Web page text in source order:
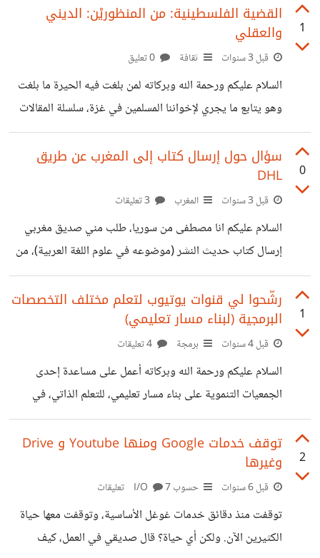
تحديين تعتقد أنهما يعيقانك حاليًا، وكيف تتعامل معهما؟
1
القضية الفلسطينية: من المنظوريْن: الديني
والعقلي
قبل 3 سنوات ثقافة
السلام عليكم ورحمة الله وبركاته لمن بلغت فيه الحيرة ما بلغت
وهو يتابع ما يجري لإخواننا المسلمين في غزة، سلسلة المقالات
التالية، تتناول تفاصيل القضية الفلسطينية، للشيخ العارف بالله،
سيدي عبد الغني العمري الحسني، وما أحوج المسلمين إلى
الرجوع إلى الأولياء الربانيين في زمن الفتن هذا، التي بلغت
ذروتها في هذه السنين. نسأل الله أن يحقن دماء المسلمين في
غزة وفي كل بقاع الأرض، وأن يجنّبنا الفتن ما ظهر منها وما بطن
القضية الفلسطينية: من المنظوريْن: الديني والعقلي (1)
0
سؤال حول إرسال كتاب إلى المغرب عن طريق
DHL
قبل 3 سنوات المغرب
السلام عليكم انا مصطفى من سوريا، طلب مني صديق مغربي
إرسال كتاب حديث النشر (موضوعه في علوم اللغة العربية)، من
دار نشر في دمشق فتواصلت مع DHL ولكنني تفاجأت بأنهم
طلبوا: موافقة وزارة الاتصالات ووزارة الثقافة بالمغرب على
الكتاب ! فهل هذا حقيقي ؟! أم أنهم فقط يعقدون العملية لسبب
ما ؟ هل جرب أحد منكم إرسال شيء من سوريا إلى المغرب عبر
DHL ؟ وشكرا لكم
1
رشّحوا لي قنوات يوتيوب لتعلم مختلف التخصصات
البرمجية (لبناء مسار تعليمي)
قبل 4 سنوات برمجة
السلام عليكم ورحمة الله وبركاته أعمل على مساعدة إحدى
الجمعيات التنموية على بناء مسار تعليمي، للتعلم الذاتي، في
مجال البرمجة. حيث نتعامل مع متدربين ليس لهم أي خلفية
مسبقة عن البرمجة، وعملنا خلال الأشهر الثلاث الماضية على بناء
أرضية بسيطة في المفاهيم البرمجية وأساسيات الحاسوب
ومبادئ حل المشكلات (كله بشكل عملي تطبيقي). والآن بدأنا
مرحلة التعلم الذاتي تحت إشراف مبرمجين، ولكنني أسعى
لتحديد أفضل المصادر "العربية" (بسبب ضعفهم الشديد باللغة
2
توقف خدمات Google ومنها Youtube و Drive
وغيرها
قبل 6 سنوات حسوب I/O7 تعليقات
توقفت منذ دقائق خدمات غوغل الأساسية، وتوقفت معها حياة
الكثيرين الآن. ولكن أي حياة؟ قال صديقي في العمل، كيف